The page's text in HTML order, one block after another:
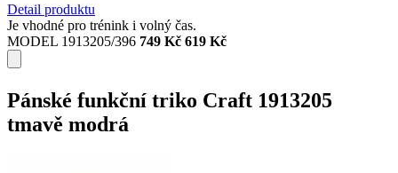
Detail produktu
Je vhodné pro trénink i volný čas.
MODEL 1913205/396 749 Kč 619 Kč
Pánské funkční triko Craft 1913205
tmavě modrá